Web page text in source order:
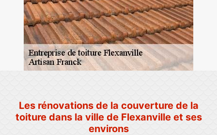
Les rénovations de la couverture de la
toiture dans la ville de Flexanville et ses
environs